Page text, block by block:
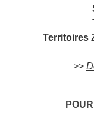
Territoires
>>